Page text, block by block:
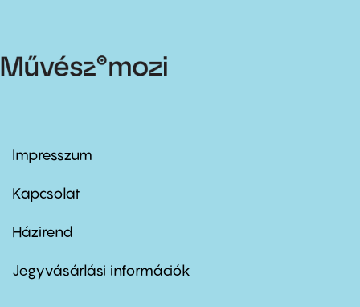
Footer
first
Impresszum
Kapcsolat
Footer
second
Házirend
Jegyvásárlási információk